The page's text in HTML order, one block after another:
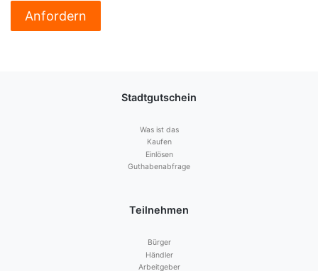
Stadtgutschein
Was ist das
Kaufen
Einlösen
Guthabenabfrage
Teilnehmen
Bürger
Händler
Arbeitgeber